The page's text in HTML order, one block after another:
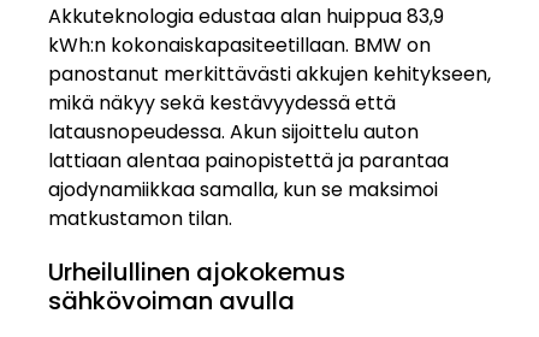
Akkuteknologia edustaa alan huippua 83,9
kWh:n kokonaiskapasiteetillaan. BMW on
panostanut merkittävästi akkujen kehitykseen,
mikä näkyy sekä kestävyydessä että
latausnopeudessa. Akun sijoittelu auton
lattiaan alentaa painopistettä ja parantaa
ajodynamiikkaa samalla, kun se maksimoi
matkustamon tilan.
Urheilullinen ajokokemus
sähkövoiman avulla